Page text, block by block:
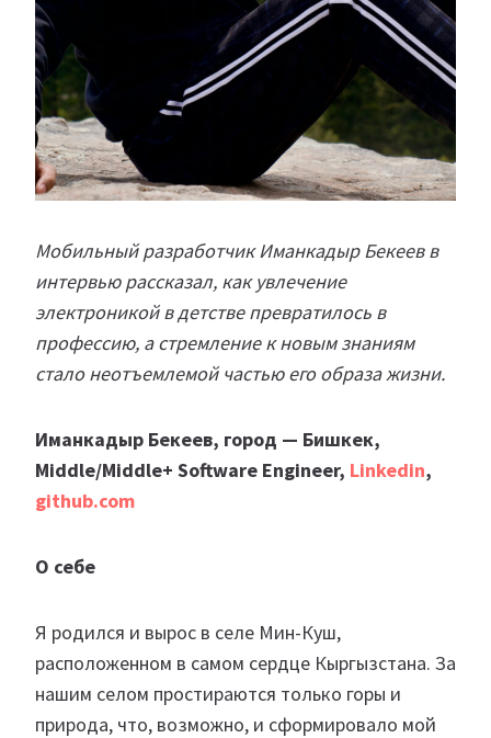
Мобильный разработчик Иманкадыр Бекеев в
интервью рассказал, как увлечение
электроникой в детстве превратилось в
профессию, а стремление к новым знаниям
стало неотъемлемой частью его образа жизни.
Иманкадыр Бекеев, город — Бишкек,
Middle/Middle+ Software Engineer, Linkedin,
github.com
О себе
Я родился и вырос в селе Мин-Куш,
расположенном в самом сердце Кыргызстана. За
нашим селом простираются только горы и
природа, что, возможно, и сформировало мой